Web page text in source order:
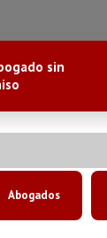
sin
Abogados